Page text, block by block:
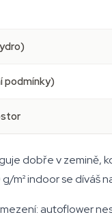
podmínky)
dobře v zemině,
m² indoor se díváš
autoflower